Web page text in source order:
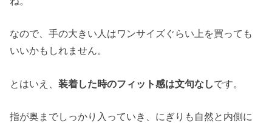
なので、手の大きい人はワンサイズぐらい上を買っても
いいかもしれません。
とはいえ、装着した時のフィット感は文句なしです。
指が奥までしっかり入っていき、にぎりも自然と内側に